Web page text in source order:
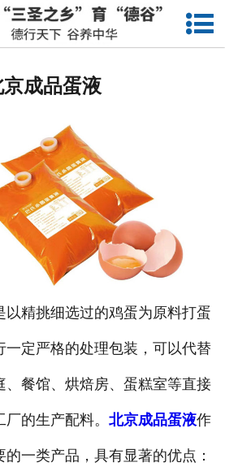
网站首页
北京卤蛋
北京茶叶蛋
北京蛋壳粉
北京溏心蛋
北京鸡蛋干
北京蛋粉
北京煎蛋
京成品蛋液
以精挑细选过的鸡蛋为原料打蛋
一定严格的处理包装，可以代替
、餐馆、烘焙房、蛋糕室等直接
的生产配料。 北京成品蛋液作
一类产品，具有显著的优点：